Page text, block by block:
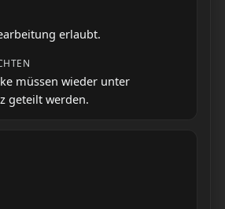
erlaubt.
müssen wieder unter
geteilt werden.